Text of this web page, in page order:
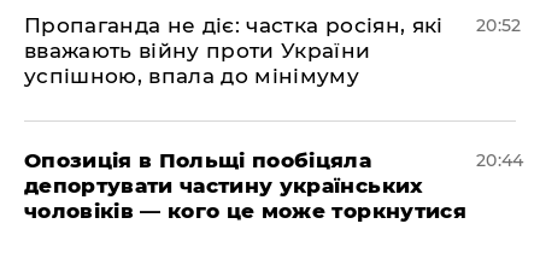
​Пропаганда не діє: частка росіян, які
вважають війну проти України
успішною, впала до мінімуму
20:52
​Опозиція в Польщі пообіцяла
депортувати частину українських
чоловіків — кого це може торкнутися
20:44